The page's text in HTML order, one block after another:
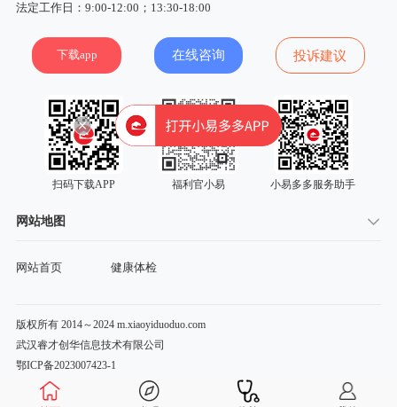
法定工作日：9:00-12:00；13:30-18:00
下载app 在线咨询 投诉建议
扫码下载APP 福利官小易 小易多多服务助手
网站地图
网站首页 健康体检
版权所有 2014～2024 m.xiaoyiduoduo.com
武汉睿才创华信息技术有限公司
鄂ICP备2023007423-1